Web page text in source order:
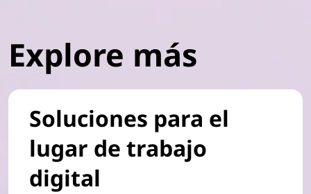
Explore más
Soluciones para el
lugar de trabajo
digital